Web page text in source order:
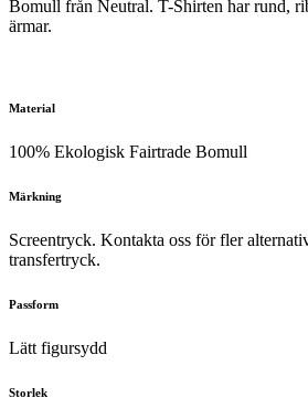
Bomull från Neutral. T-Shirten har rund,
ärmar.
Material
100% Ekologisk Fairtrade Bomull
Märkning
Screentryck. Kontakta oss för fler
transfertryck.
Passform
Lätt figursydd
Storlek